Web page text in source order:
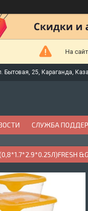
На
Бытовая, 25, Караганда,
СЛУЖБА